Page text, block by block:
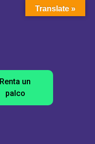
Renta un
palco
Translate »